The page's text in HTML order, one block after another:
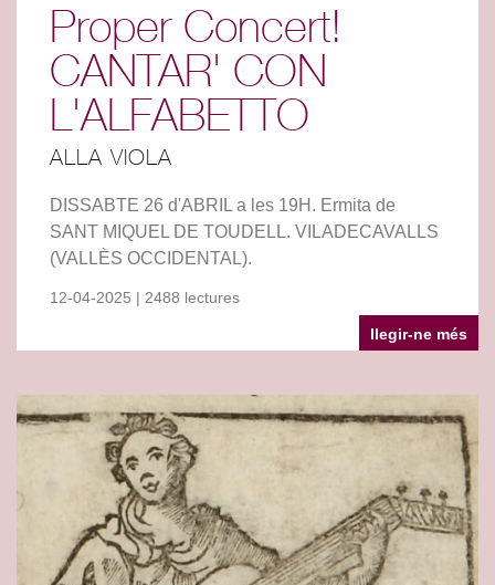
Proper Concert!
CANTAR' CON
L'ALFABETTO
ALLA VIOLA
DISSABTE 26 d'ABRIL a les 19H. Ermita de
SANT MIQUEL DE TOUDELL. VILADECAVALLS
(VALLÈS OCCIDENTAL).
12-04-2025 | 2488 lectures
llegir-ne més